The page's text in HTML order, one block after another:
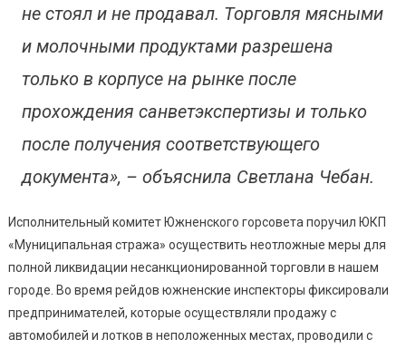
не стоял и не продавал. Торговля мясными
и молочными продуктами разрешена
только в корпусе на рынке после
прохождения санветэкспертизы и только
после получения соответствующего
документа», – объяснила Светлана Чебан.
Исполнительный комитет Южненского горсовета поручил ЮКП
«Муниципальная стража» осуществить неотложные меры для
полной ликвидации несанкционированной торговли в нашем
городе. Во время рейдов южненские инспекторы фиксировали
предпринимателей, которые осуществляли продажу с
автомобилей и лотков в неположенных местах, проводили с